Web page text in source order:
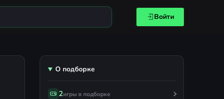
Войти
О подборке
2игры в подборке